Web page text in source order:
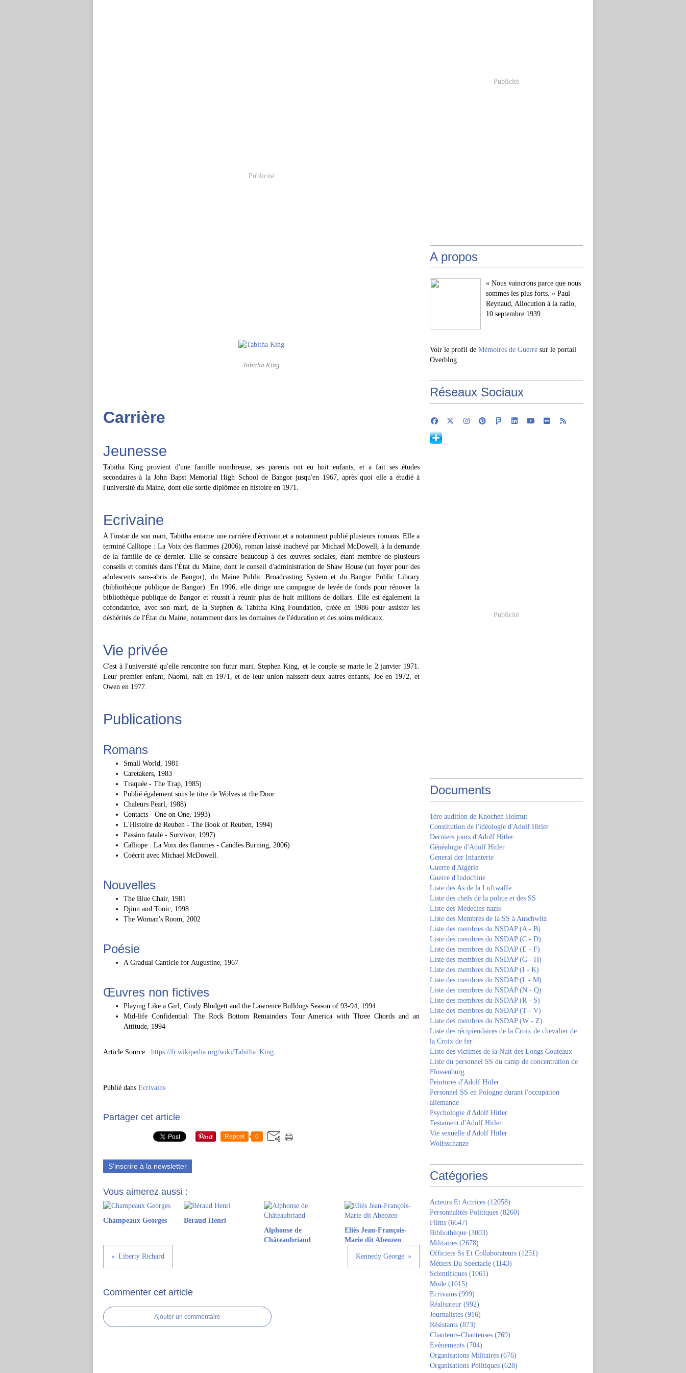
Publicité
Tabitha King
Carrière
Jeunesse
Tabitha King provient d'une famille nombreuse, ses parents ont eu huit enfants, et a fait ses études
secondaires à la John Bapst Memorial High School de Bangor jusqu'en 1967, après quoi elle a étudié à
l'université du Maine, dont elle sortie diplômée en histoire en 1971.
Ecrivaine
À l'instar de son mari, Tabitha entame une carrière d'écrivain et a notamment publié plusieurs romans. Elle a
terminé Calliope : La Voix des flammes (2006), roman laissé inachevé par Michael McDowell, à la demande
de la famille de ce dernier. Elle se consacre beaucoup à des œuvres sociales, étant membre de plusieurs
conseils et comités dans l'État du Maine, dont le conseil d'administration de Shaw House (un foyer pour des
adolescents sans-abris de Bangor), du Maine Public Broadcasting System et du Bangor Public Library
(bibliothèque publique de Bangor). En 1996, elle dirige une campagne de levée de fonds pour rénover la
bibliothèque publique de Bangor et réussit à réunir plus de huit millions de dollars. Elle est également la
cofondatrice, avec son mari, de la Stephen & Tabitha King Foundation, créée en 1986 pour assister les
déshérités de l'État du Maine, notamment dans les domaines de l'éducation et des soins médicaux.
Vie privée
C'est à l'université qu'elle rencontre son futur mari, Stephen King, et le couple se marie le 2 janvier 1971.
Leur premier enfant, Naomi, naît en 1971, et de leur union naissent deux autres enfants, Joe en 1972, et
Owen en 1977.
Publications
Romans
Small World, 1981
Caretakers, 1983
Traquée - The Trap, 1985)
Publié également sous le titre de Wolves at the Door
Chaleurs Pearl, 1988)
Contacts - One on One, 1993)
L'Histoire de Reuben - The Book of Reuben, 1994)
Passion fatale - Survivor, 1997)
Calliope : La Voix des flammes - Candles Burning, 2006)
Coécrit avec Michael McDowell.
Nouvelles
The Blue Chair, 1981
Djinn and Tonic, 1998
The Woman's Room, 2002
Poésie
A Gradual Canticle for Augustine, 1967
Œuvres non fictives
Playing Like a Girl, Cindy Blodgett and the Lawrence Bulldogs Season of 93-94, 1994
Mid-life Confidential: The Rock Bottom Remainders Tour America with Three Chords and an
Attitude, 1994
Article Source : https://fr.wikipedia.org/wiki/Tabitha_King
Publié dans Ecrivains
Partager cet article
Repost 0
S'inscrire à la newsletter
Vous aimerez aussi :
Champeaux Georges
Béraud Henri
Alphonse de
Châteaubriand
Eliès Jean-François-
Marie dit Abeozen
Liberty Richard Kennedy George
Commenter cet article
Ajouter un commentaire
Publicité
A propos
« Nous vaincrons parce que nous
sommes les plus forts. » Paul
Reynaud, Allocution à la radio,
10 septembre 1939
Voir le profil de Mémoires de Guerre sur le portail
Overblog
Réseaux Sociaux
Publicité
Documents
1ère audition de Knochen Helmut
Constitution de l'idéologie d'Adolf Hitler
Derniers jours d'Adolf Hitler
Généalogie d'Adolf Hitler
General der Infanterie
Guerre d'Algérie
Guerre d'Indochine
Liste des As de la Luftwaffe
Liste des chefs de la police et des SS
Liste des Médecins nazis
Liste des Membres de la SS à Auschwitz
Liste des membres du NSDAP (A - B)
Liste des membres du NSDAP (C - D)
Liste des membres du NSDAP (E - F)
Liste des membres du NSDAP (G - H)
Liste des membres du NSDAP (I - K)
Liste des membres du NSDAP (L - M)
Liste des membres du NSDAP (N - Q)
Liste des membres du NSDAP (R - S)
Liste des membres du NSDAP (T - V)
Liste des membres du NSDAP (W - Z)
Liste des récipiendaires de la Croix de chevalier de
la Croix de fer
Liste des victimes de la Nuit des Longs Couteaux
Liste du personnel SS du camp de concentration de
Flossenburg
Peintures d'Adolf Hitler
Personnel SS en Pologne durant l'occupation
allemande
Psychologie d'Adolf Hitler
Testament d'Adolf Hitler
Vie sexuelle d'Adolf Hitler
Wolfsschanze
Catégories
Acteurs Et Actrices (12058)
Personnalités Politiques (8260)
Films (6647)
Bibliothèque (3003)
Militaires (2678)
Officiers Ss Et Collaborateurs (1251)
Métiers Du Spectacle (1143)
Scientifiques (1061)
Mode (1015)
Ecrivains (999)
Réalisateur (992)
Journalistes (916)
Résistants (873)
Chanteurs-Chanteuses (769)
Evènements (704)
Organisations Militaires (676)
Organisations Politiques (628)